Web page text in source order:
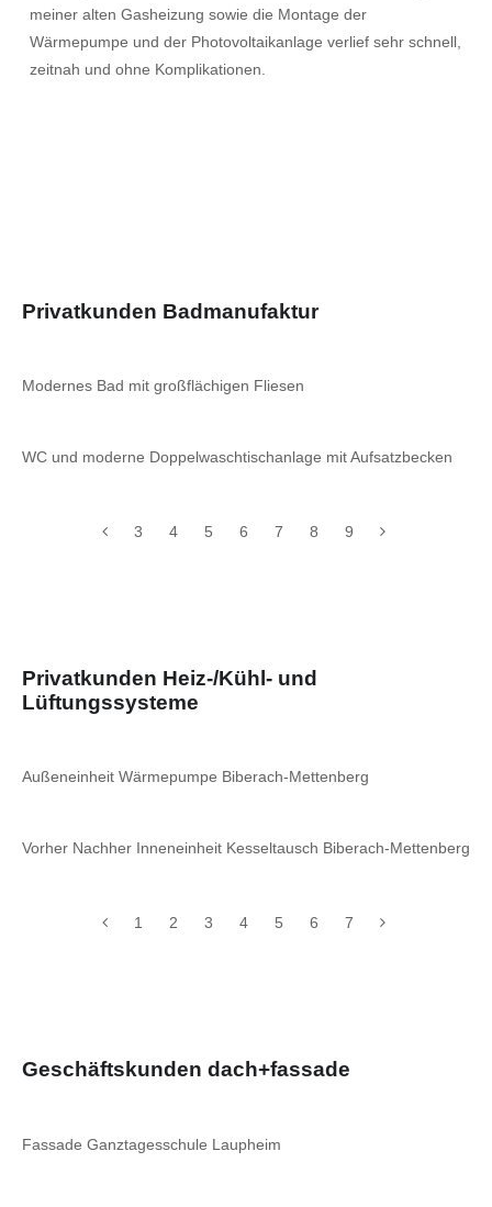
meiner alten Gasheizung sowie die Montage der
Wärmepumpe und der Photovoltaikanlage verlief sehr schnell,
zeitnah und ohne Komplikationen.
Privatkunden Badmanufaktur
Modernes Bad mit großflächigen Fliesen
WC und moderne Doppelwaschtischanlage mit Aufsatzbecken
3 4 5 6 7 8 9
Privatkunden Heiz-/Kühl- und
Lüftungssysteme
Außeneinheit Wärmepumpe Biberach-Mettenberg
Vorher Nachher Inneneinheit Kesseltausch Biberach-Mettenberg
1 2 3 4 5 6 7
Geschäftskunden dach+fassade
Fassade Ganztagesschule Laupheim